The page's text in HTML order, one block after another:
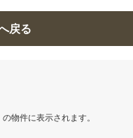
戻る
物件に表示されます。